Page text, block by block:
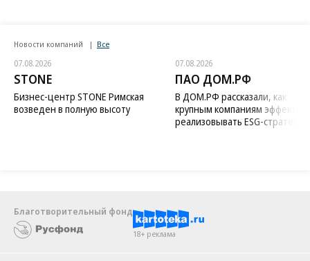
Новости компаний Все
07.08.2026
STONE
Бизнес-центр STONE Римская
возведен в полную высоту
07.08.2026
ПАО ДОМ.РФ
В ДОМ.РФ рассказали, как
крупным компаниям
реализовывать ESG-стратегию
Благотворительный фонд
18+ реклама